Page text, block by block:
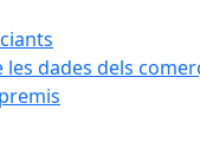
dades dels